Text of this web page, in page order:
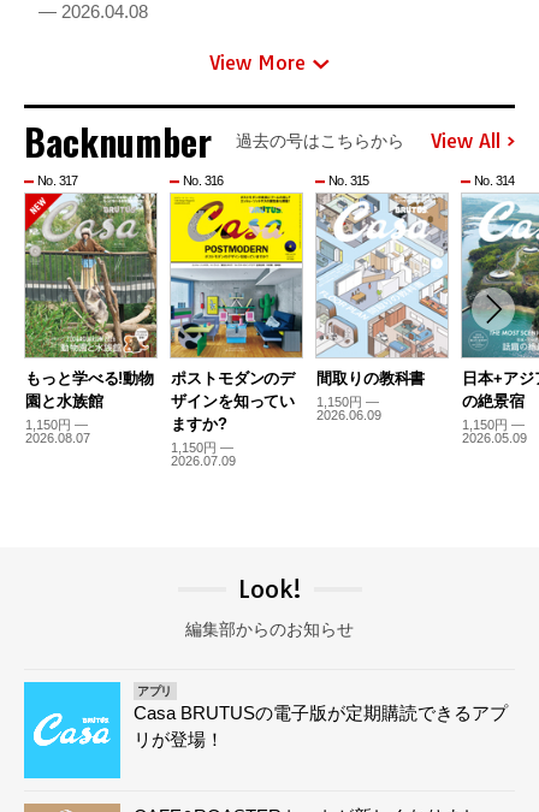
— 2026.04.08
View More
Backnumber 過去の号はこちらから View All
No. 317
もっと学べる!動物
園と水族館
1,150円 —
2026.08.07
No. 316
ポストモダンのデ
ザインを知ってい
ますか?
1,150円 —
2026.07.09
No. 315
間取りの教科書
1,150円 —
2026.06.09
No. 314
日本+アジ
の絶景宿
1,150円 —
2026.05.09
Look!
編集部からのお知らせ
アプリ
Casa BRUTUSの電子版が定期購読できるアプ
リが登場！